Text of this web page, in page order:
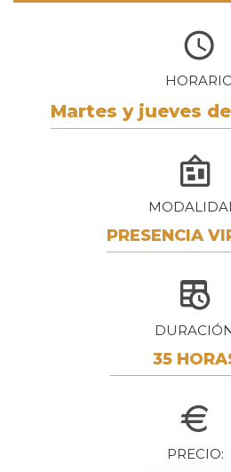
Martes y jueves
PRESENCIA
35
PRECIO